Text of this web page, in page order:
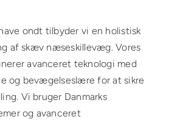
ondt tilbyder vi en holistisk
af skæv næseskillevæg. Vores
avanceret teknologi med
og bevægelseslære for at sikre
Vi bruger Danmarks
og avanceret